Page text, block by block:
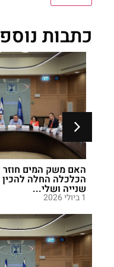
כתבות
גיוס האג"ח ל־1.75 מיליארד שקל
21 ביוני 2026